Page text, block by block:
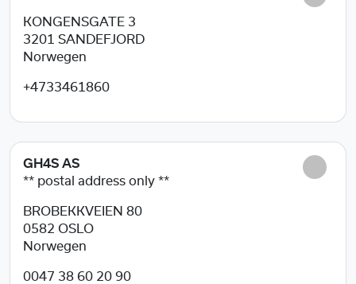
KONGENSGATE 3
3201 SANDEFJORD
Norwegen
+4733461860
GH4S AS
** postal address only **
BROBEKKVEIEN 80
0582 OSLO
Norwegen
0047 38 60 20 90